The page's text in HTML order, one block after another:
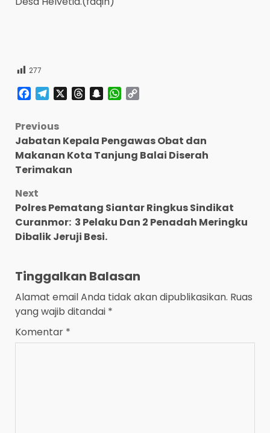
277
Facebook
TelegramThreadsSnapchatWhatsApp
Post
navigation
Previous
Jabatan Kepala Pengawas Obat dan
Makanan Kota Tanjung Balai Diserah
Terimakan
Next
Polres Pematang Siantar Ringkus Sindikat
Curanmor: 3 Pelaku Dan 2 Penadah Meringku
Dibalik Jeruji Besi.
Tinggalkan Balasan
Alamat email Anda tidak akan dipublikasikan. Ruas
yang wajib ditandai *
Komentar *